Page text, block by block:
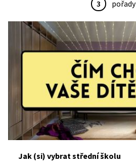
3 pořady
Jak (si) vybrat střední školu